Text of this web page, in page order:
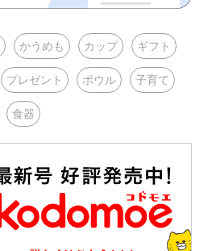
かうめも カップ ギフト
プレゼント ボウル 子育て
食器